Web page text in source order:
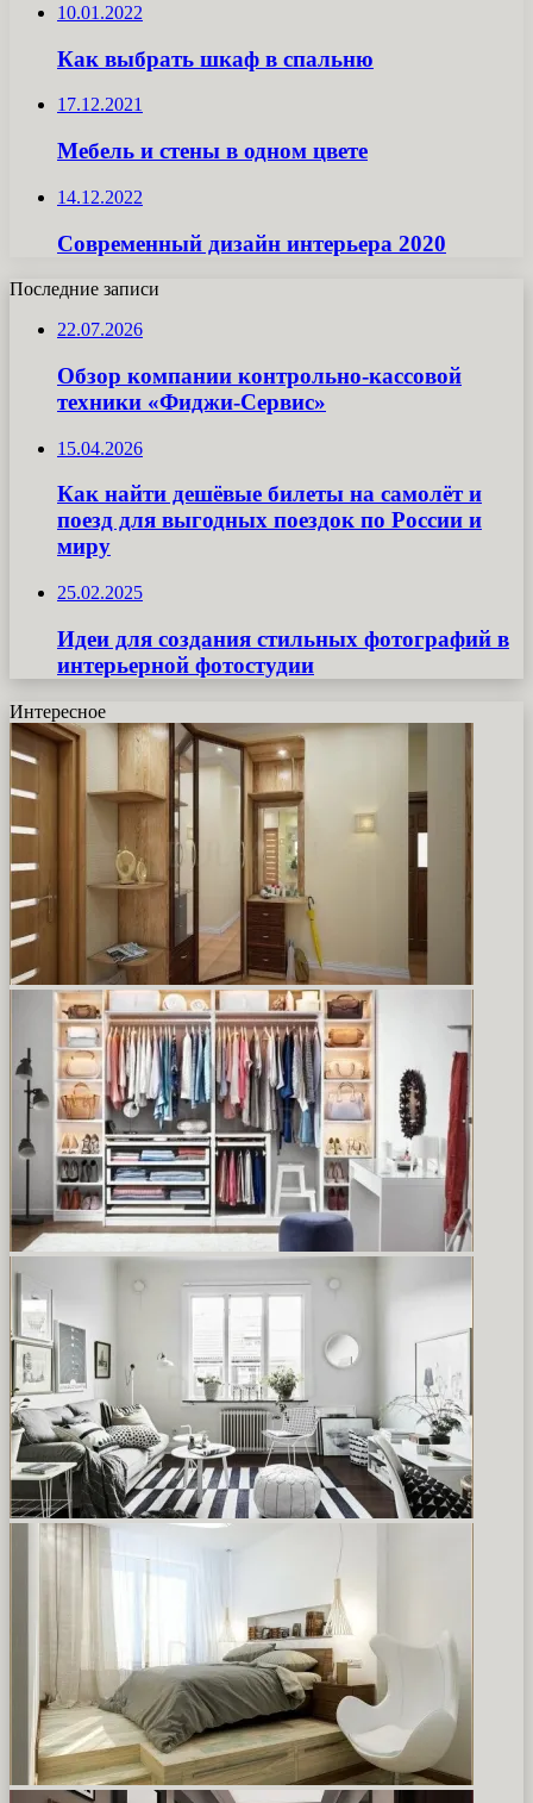
10.01.2022
Как выбрать шкаф в спальню
17.12.2021
Мебель и стены в одном цвете
14.12.2022
Современный дизайн интерьера 2020
Последние записи
22.07.2026
Обзор компании контрольно-кассовой
техники «Фиджи-Сервис»
15.04.2026
Как найти дешёвые билеты на самолёт и
поезд для выгодных поездок по России и
миру
25.02.2025
Идеи для создания стильных фотографий в
интерьерной фотостудии
Интересное